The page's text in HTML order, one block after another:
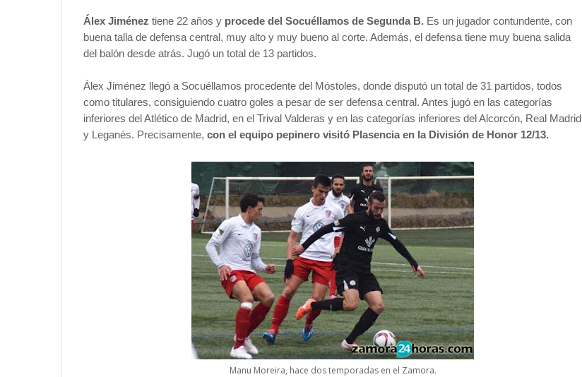
Álex Jiménez tiene 22 años y procede del Socuéllamos de Segunda B. Es un jugador contundente, con
buena talla de defensa central, muy alto y muy bueno al corte. Además, el defensa tiene muy buena salida
del balón desde atrás. Jugó un total de 13 partidos.
Álex Jiménez llegó a Socuéllamos procedente del Móstoles, donde disputó un total de 31 partidos, todos
como titulares, consiguiendo cuatro goles a pesar de ser defensa central. Antes jugó en las categorías
inferiores del Atlético de Madrid, en el Trival Valderas y en las categorías inferiores del Alcorcón, Real Madrid
y Leganés. Precisamente, con el equipo pepinero visitó Plasencia en la División de Honor 12/13.
Manu Moreira, hace dos temporadas en el Zamora.